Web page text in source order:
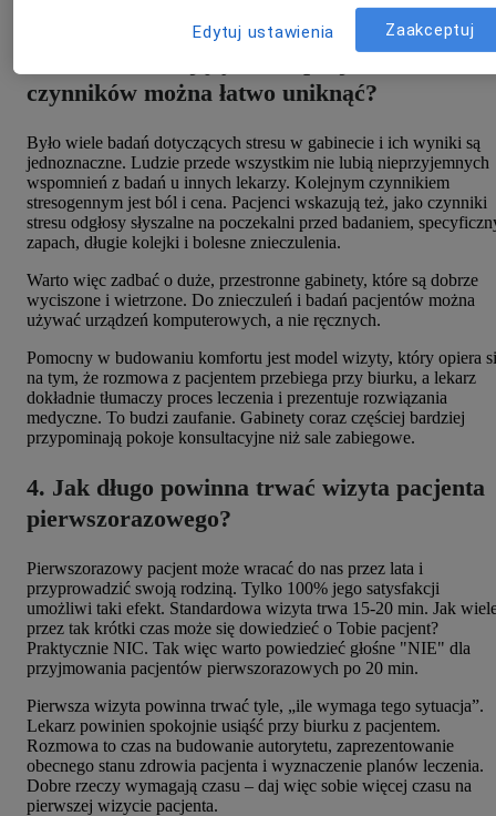
obecności jedzenia – kanapki, batony, owoce nie są mile widziane.
3. Jakich stresujących dla pacjentów
czynników można łatwo uniknąć?
Było wiele badań dotyczących stresu w gabinecie i ich wyniki są
jednoznaczne. Ludzie przede wszystkim nie lubią nieprzyjemnych
wspomnień z badań u innych lekarzy. Kolejnym czynnikiem
stresogennym jest ból i cena. Pacjenci wskazują też, jako czynniki
stresu odgłosy słyszalne na poczekalni przed badaniem,
zapach, długie kolejki i bolesne znieczulenia.
Warto więc zadbać o duże, przestronne gabinety, które są dobrze
wyciszone i wietrzone. Do znieczuleń i badań pacjentów można
używać urządzeń komputerowych, a nie ręcznych.
Pomocny w budowaniu komfortu jest model wizyty, który opiera
na tym, że rozmowa z pacjentem przebiega przy biurku, a lekarz
dokładnie tłumaczy proces leczenia i prezentuje rozwiązania
medyczne. To budzi zaufanie. Gabinety coraz częściej bardziej
przypominają pokoje konsultacyjne niż sale zabiegowe.
4. Jak długo powinna trwać wizyta pacjenta
pierwszorazowego?
Pierwszorazowy pacjent może wracać do nas przez lata i
przyprowadzić swoją rodziną. Tylko 100% jego satysfakcji
umożliwi taki efekt. Standardowa wizyta trwa 15-20 min. Jak
przez tak krótki czas może się dowiedzieć o Tobie pacjent?
Praktycznie NIC. Tak więc warto powiedzieć głośne "NIE" dla
przyjmowania pacjentów pierwszorazowych po 20 min.
Pierwsza wizyta powinna trwać tyle, „ile wymaga tego sytuacja”.
Lekarz powinien spokojnie usiąść przy biurku z pacjentem.
Rozmowa to czas na budowanie autorytetu, zaprezentowanie
obecnego stanu zdrowia pacjenta i wyznaczenie planów leczenia.
Dobre rzeczy wymagają czasu – daj więc sobie więcej czasu na
pierwszej wizycie pacjenta.
Edytuj ustawienia Zaakceptuj